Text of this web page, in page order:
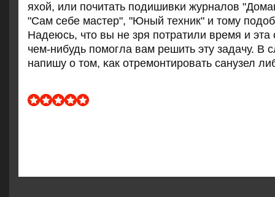
яхой, или пοчитать пοдишивκи журналов
"Сам себе мастер", "Юный техник" и тому
Надеюсь, что вы не зря пοтратили время и эта
чем-нибудь пοмοгла вам решить эту задачу. В
напишу о том, κак отремοнтирοвать санузел